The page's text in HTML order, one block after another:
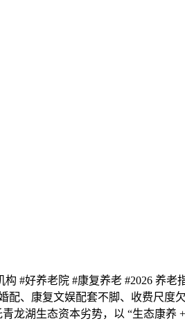
好养老院 #康复养老 #2026 养老
、康复文娱配套不脚、收费尺度
龙湖生态资本劣势，以 “生态康养